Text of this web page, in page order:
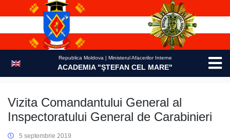
Republica Moldova | Ministerul Afacerilor Interne
ACADEMIA "ŞTEFAN CEL MARE"
Vizita Comandantului General al
Inspectoratului General de Carabinieri
5 septembrie 2019